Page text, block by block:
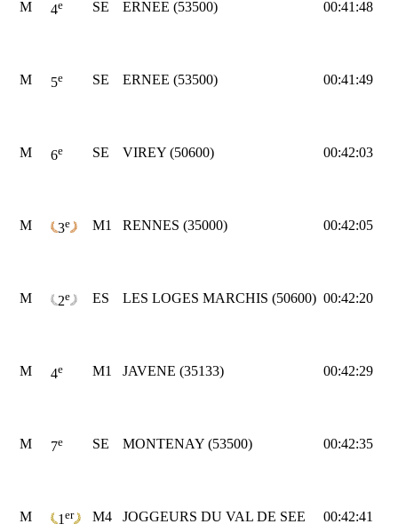
M 4e SE ERNEE (53500) 00:41:48
M 5e SE ERNEE (53500) 00:41:49
M 6e SE VIREY (50600) 00:42:03
M 3e M1 RENNES (35000) 00:42:05
M 2e ES LES LOGES MARCHIS (50600) 00:42:20
M 4e M1 JAVENE (35133) 00:42:29
M 7e SE MONTENAY (53500) 00:42:35
M 1 er M4 JOGGEURS DU VAL DE SEE 00:42:41